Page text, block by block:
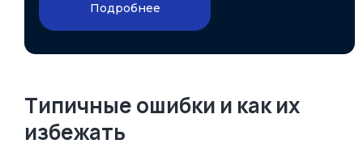
Подробнее
Типичные ошибки и как их
избежать